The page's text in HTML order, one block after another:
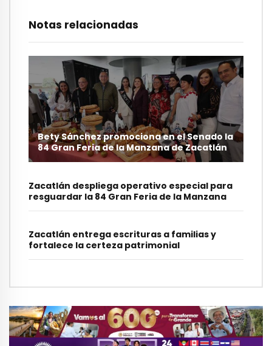
Notas relacionadas
Bety Sánchez promociona en el Senado la
84 Gran Feria de la Manzana de Zacatlán
Zacatlán despliega operativo especial para
resguardar la 84 Gran Feria de la Manzana
Zacatlán entrega escrituras a familias y
fortalece la certeza patrimonial